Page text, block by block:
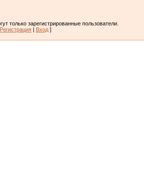
только зарегистрированные пользователи.
Регистрация | Вход ]